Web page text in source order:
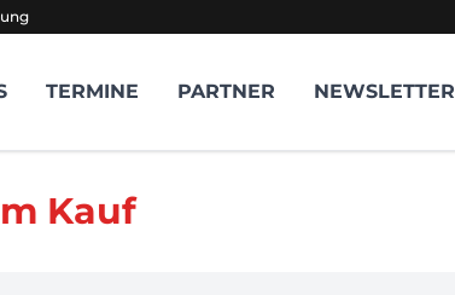
TERMINE PARTNER NEWSLETTER
Kauf